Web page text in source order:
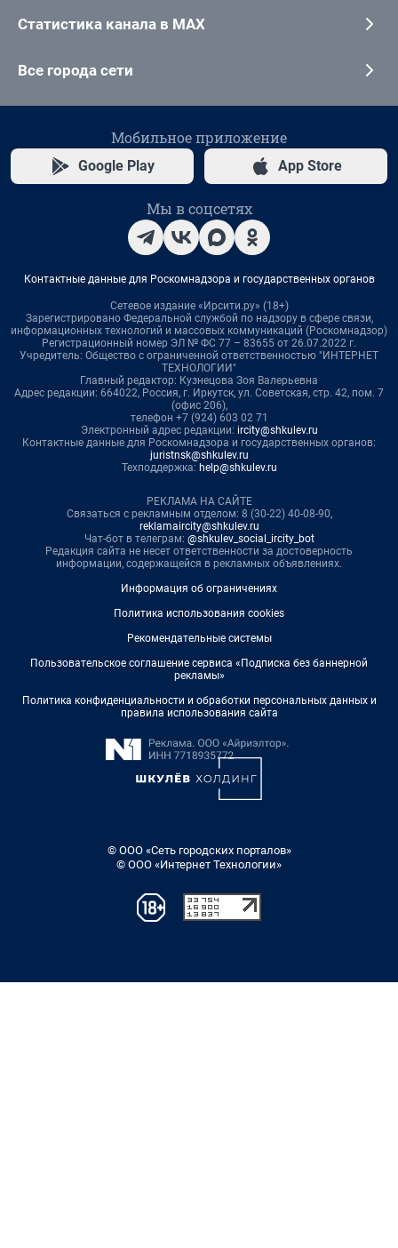
Статистика канала в MAX
Все города сети
Мобильное приложение
Google Play App Store
Мы в соцсетях
Контактные данные для Роскомнадзора и государственных органов
Сетевое издание «Ирсити.ру» (18+)
Зарегистрировано Федеральной службой по надзору в сфере связи,
информационных технологий и массовых коммуникаций (Роскомнадзор)
Регистрационный номер ЭЛ № ФС 77 – 83655 от 26.07.2022 г.
Учредитель: Общество с ограниченной ответственностью "ИНТЕРНЕТ
ТЕХНОЛОГИИ"
Главный редактор: Кузнецова Зоя Валерьевна
Адрес редакции: 664022, Россия, г. Иркутск, ул. Советская, стр. 42, пом. 7
(офис 206),
телефон +7 (924) 603 02 71
Электронный адрес редакции: ircity@shkulev.ru
Контактные данные для Роскомнадзора и государственных органов:
juristnsk@shkulev.ru
Техподдержка: help@shkulev.ru
РЕКЛАМА НА САЙТЕ
Связаться с рекламным отделом: 8 (30-22) 40-08-90,
reklamaircity@shkulev.ru
Чат-бот в телеграм: @shkulev_social_ircity_bot
Редакция сайта не несет ответственности за достоверность
информации, содержащейся в рекламных объявлениях.
Информация об ограничениях
Политика использования cookies
Рекомендательные системы
Пользовательское соглашение сервиса «Подписка без баннерной
рекламы»
Политика конфиденциальности и обработки персональных данных и
правила использования сайта
© ООО «Сеть городских порталов»
© ООО «Интернет Технологии»